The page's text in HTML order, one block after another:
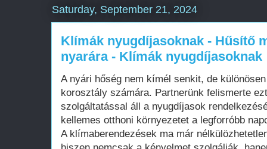
Saturday, September 21, 2024
Klímák nyugdíjasoknak - Hűsítő
nyarára - Klímák nyugdíjasoknak
A nyári hőség nem kímél senkit, de
korosztály számára. Partnerünk felismerte
szolgáltatással áll a nyugdíjasok
kellemes otthoni környezetet a legforróbb
A klímaberendezések ma már